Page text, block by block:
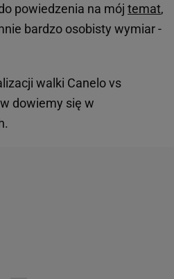
powiedzenia na mój temat,
bardzo osobisty wymiar -
walki Canelo vs
dowiemy się w